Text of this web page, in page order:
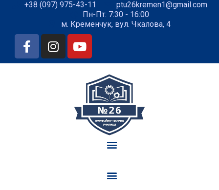
+38 (097) 975-43-11
ptu26kremen1@gmail.com
Пн-Пт: 7:30 - 16:00
м. Кременчук, вул. Чкалова, 4